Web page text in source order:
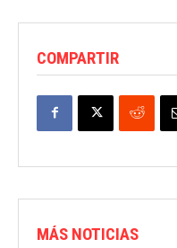
COMPARTIR
MÁS NOTICIAS